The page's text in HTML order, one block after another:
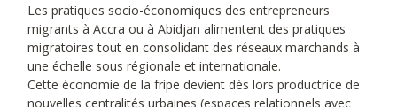
Les pratiques socio-économiques des entrepreneurs
migrants à Accra ou à Abidjan alimentent des pratiques
migratoires tout en consolidant des réseaux marchands à
une échelle sous régionale et internationale.
Cette économie de la fripe devient dès lors productrice de
nouvelles centralités urbaines (espaces relationnels avec